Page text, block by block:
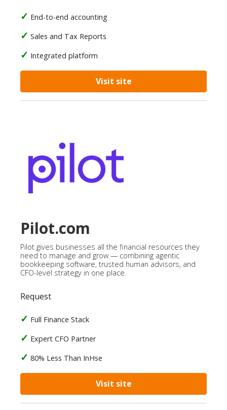
End-to-end accounting
Sales and Tax Reports
Integrated platform
Visit site
Pilot.com
Pilot gives businesses all the financial resources they
need to manage and grow — combining agentic
bookkeeping software, trusted human advisors, and
CFO-level strategy in one place.
Request
Full Finance Stack
Expert CFO Partner
80% Less Than InHse
Visit site